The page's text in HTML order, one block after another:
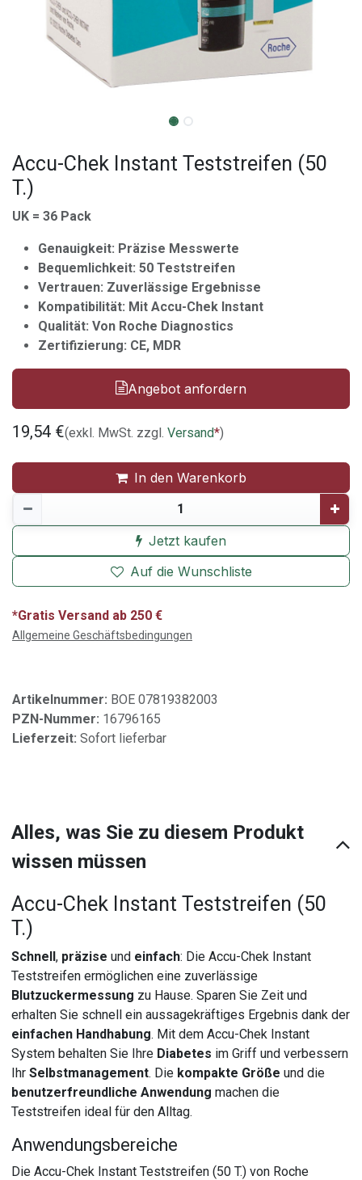
Accu-Chek Instant Teststreifen (50
T.)
UK = 36 Pack
Genauigkeit: Präzise Messwerte
Bequemlichkeit: 50 Teststreifen
Vertrauen: Zuverlässige Ergebnisse
Kompatibilität: Mit Accu-Chek Instant
Qualität: Von Roche Diagnostics
Zertifizierung: CE, MDR
Angebot anfordern
19,54 €(exkl. MwSt. zzgl. Versand*)
In den Warenkorb
Jetzt kaufen
Auf die Wunschliste
*Gratis Versand ab 250 €
Allgemeine Geschäftsbedingungen
Artikelnummer: BOE 07819382003
PZN-Nummer: 16796165
Lieferzeit: Sofort lieferbar
Alles, was Sie zu diesem Produkt
wissen müssen
Accu-Chek Instant Teststreifen (50
T.)
Schnell, präzise und einfach: Die Accu-Chek Instant
Teststreifen ermöglichen eine zuverlässige
Blutzuckermessung zu Hause. Sparen Sie Zeit und
erhalten Sie schnell ein aussagekräftiges Ergebnis dank der
einfachen Handhabung. Mit dem Accu-Chek Instant
System behalten Sie Ihre Diabetes im Griff und verbessern
IhrSelbstmanagement. Die kompakte Größe und die
benutzerfreundliche Anwendung machen die
Teststreifen ideal für den Alltag.
Anwendungsbereiche
Die Accu-Chek Instant Teststreifen (50 T.) von Roche